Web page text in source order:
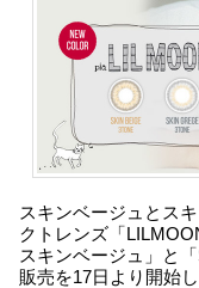
スキンベージュとス
クトレンズ「
スキンベージュ」と
販売を17日より開始